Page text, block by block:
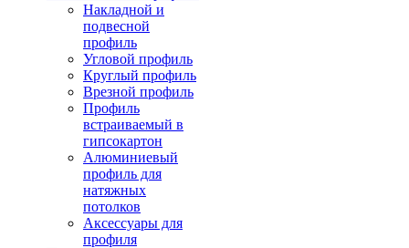
Накладной и
подвесной
профиль
Угловой профиль
Круглый профиль
Врезной профиль
Профиль
встраиваемый в
гипсокартон
Алюминиевый
профиль для
натяжных
потолков
Аксессуары для
профиля